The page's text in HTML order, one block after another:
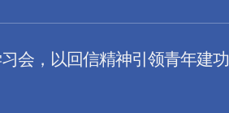
会，以回信精神引领青年建功